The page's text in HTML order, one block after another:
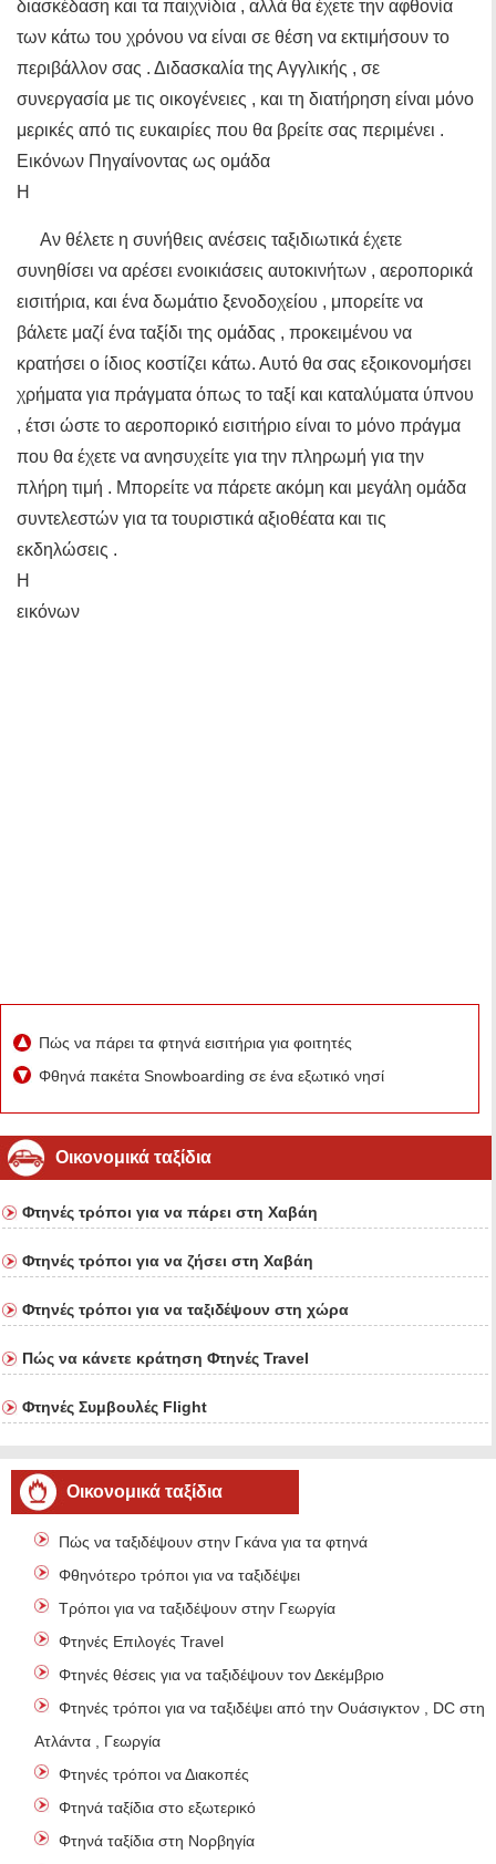
διασκέδαση και τα παιχνίδια , αλλά θα έχετε την αφθονία
των κάτω του χρόνου να είναι σε θέση να εκτιμήσουν το
περιβάλλον σας . Διδασκαλία της Αγγλικής , σε
συνεργασία με τις οικογένειες , και τη διατήρηση είναι μόνο
μερικές από τις ευκαιρίες που θα βρείτε σας περιμένει .
Εικόνων Πηγαίνοντας ως ομάδα
Η
Αν θέλετε η συνήθεις ανέσεις ταξιδιωτικά έχετε
συνηθίσει να αρέσει ενοικιάσεις αυτοκινήτων , αεροπορικά
εισιτήρια, και ένα δωμάτιο ξενοδοχείου , μπορείτε να
βάλετε μαζί ένα ταξίδι της ομάδας , προκειμένου να
κρατήσει ο ίδιος κοστίζει κάτω. Αυτό θα σας εξοικονομήσει
χρήματα για πράγματα όπως το ταξί και καταλύματα ύπνου
, έτσι ώστε το αεροπορικό εισιτήριο είναι το μόνο πράγμα
που θα έχετε να ανησυχείτε για την πληρωμή για την
πλήρη τιμή . Μπορείτε να πάρετε ακόμη και μεγάλη ομάδα
συντελεστών για τα τουριστικά αξιοθέατα και τις
εκδηλώσεις .
Η
εικόνων
Πώς να πάρει τα φτηνά εισιτήρια για φοιτητές
Φθηνά πακέτα Snowboarding σε ένα εξωτικό νησί
Οικονομικά ταξίδια
Φτηνές τρόποι για να πάρει στη Χαβάη
Φτηνές τρόποι για να ζήσει στη Χαβάη
Φτηνές τρόποι για να ταξιδέψουν στη χώρα
Πώς να κάνετε κράτηση Φτηνές Travel
Φτηνές Συμβουλές Flight
Οικονομικά ταξίδια
Πώς να ταξιδέψουν στην Γκάνα για τα φτηνά
Φθηνότερο τρόποι για να ταξιδέψει
Τρόποι για να ταξιδέψουν στην Γεωργία
Φτηνές Επιλογές Travel
Φτηνές θέσεις για να ταξιδέψουν τον Δεκέμβριο
Φτηνές τρόποι για να ταξιδέψει από την Ουάσιγκτον , DC στην
Ατλάντα , Γεωργία
Φτηνές τρόποι να Διακοπές
Φτηνά ταξίδια στο εξωτερικό
Φτηνά ταξίδια στη Νορβηγία